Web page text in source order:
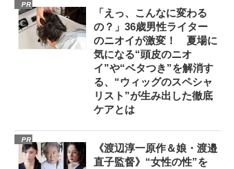
PR
「えっ、こんなに変わる
の？」36歳男性ライター
のニオイが激変！ 夏場に
気になる“頭皮のニオ
イ”や“ベタつき”を解消す
る、“ウィッグのスペシャ
リスト”が生み出した徹底
ケアとは
PR
《渡辺淳一原作＆娘・渡邉
直子監督》“女性の性”を